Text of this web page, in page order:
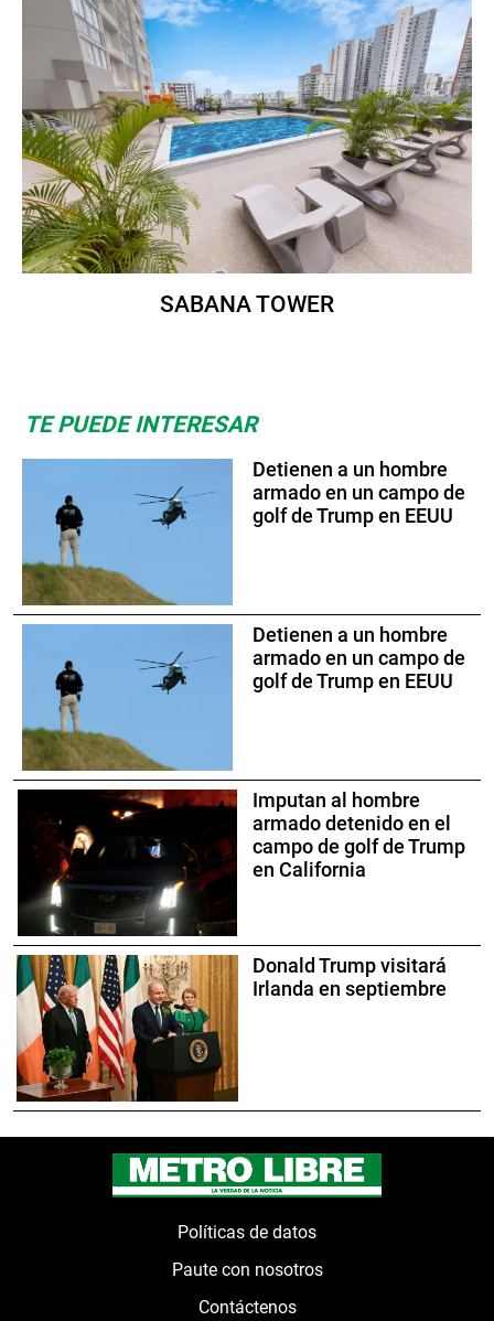
SABANA TOWER
TE PUEDE INTERESAR
Detienen a un hombre
armado en un campo de
golf de Trump en EEUU
Detienen a un hombre
armado en un campo de
golf de Trump en EEUU
Imputan al hombre
armado detenido en el
campo de golf de Trump
en California
Donald Trump visitará
Irlanda en septiembre
Políticas de datos
Paute con nosotros
Contáctenos